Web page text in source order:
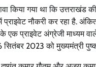
किया गया था कि उत्तराखंड
नौकरी कर रहा है.
एक प्राइवेट अंग्रेजी माध्यम
सितंबर 2023 को मुख्यमंत्री